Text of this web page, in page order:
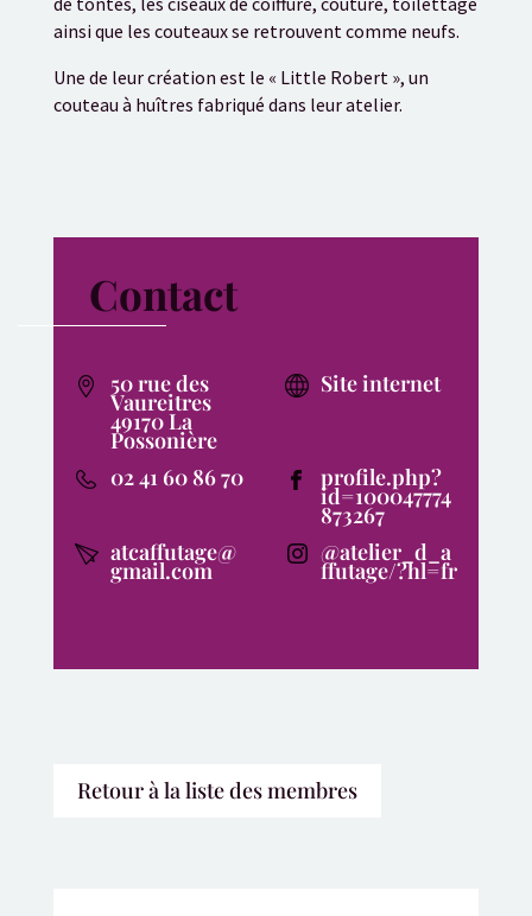
ainsi que les couteaux se retrouvent comme neufs.
Une de leur création est le « Little Robert », un
couteau à huîtres fabriqué dans leur atelier.
Contact
50 rue des
Vaureitres
49170 La
Possonière
Site internet
02 41 60 86 70 profile.php?
id=100047774
873267
atcaffutage@
gmail.com
@atelier_d_a
ffutage/?hl=fr
Retour à la liste des membres